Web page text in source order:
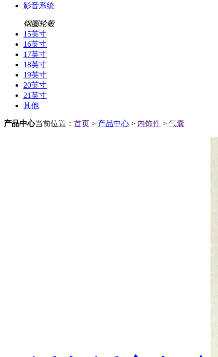
影音系统
钢圈轮毂
15英寸
16英寸
17英寸
18英寸
19英寸
20英寸
21英寸
其他
产品中心当前位置： 首页 > 产品中心 > 内饰件 > 气囊